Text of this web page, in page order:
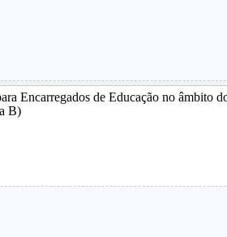
Encarregados de Educação no âmbito
B)